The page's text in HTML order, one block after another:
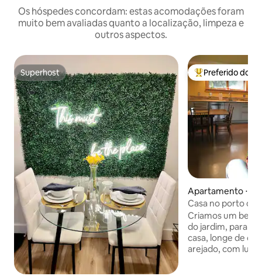
Os hóspedes concordam: estas acomodações foram
muito bem avaliadas quanto a localização, limpeza e
outros aspectos.
Superhost
Superhost Entre os
Preferido dos
Apartamento ⋅
Casa no porto
Criamos um belo
do jardim, para
casa, longe de casa. Limpo,
arejado, com luz